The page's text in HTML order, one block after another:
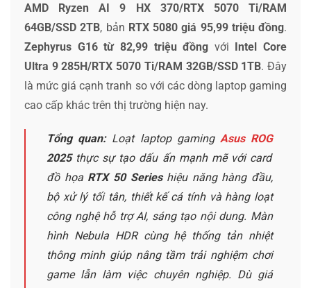
AMD Ryzen AI 9 HX 370/RTX 5070 Ti/RAM
64GB/SSD 2TB, bản RTX 5080 giá 95,99 triệu đồng.
Zephyrus G16 từ 82,99 triệu đồng với Intel Core
Ultra 9 285H/RTX 5070 Ti/RAM 32GB/SSD 1TB. Đây
là mức giá cạnh tranh so với các dòng laptop gaming
cao cấp khác trên thị trường hiện nay.
Tổng quan:Loạt laptop gaming Asus ROG
2025thực sự tạo dấu ấn mạnh mẽ với card
đồ họa RTX 50 Serieshiệu năng hàng đầu,
bộ xử lý tối tân, thiết kế cá tính và hàng loạt
công nghệ hỗ trợ AI, sáng tạo nội dung. Màn
hình Nebula HDR cùng hệ thống tản nhiệt
thông minh giúp nâng tầm trải nghiệm chơi
game lẫn làm việc chuyên nghiệp. Dù giá